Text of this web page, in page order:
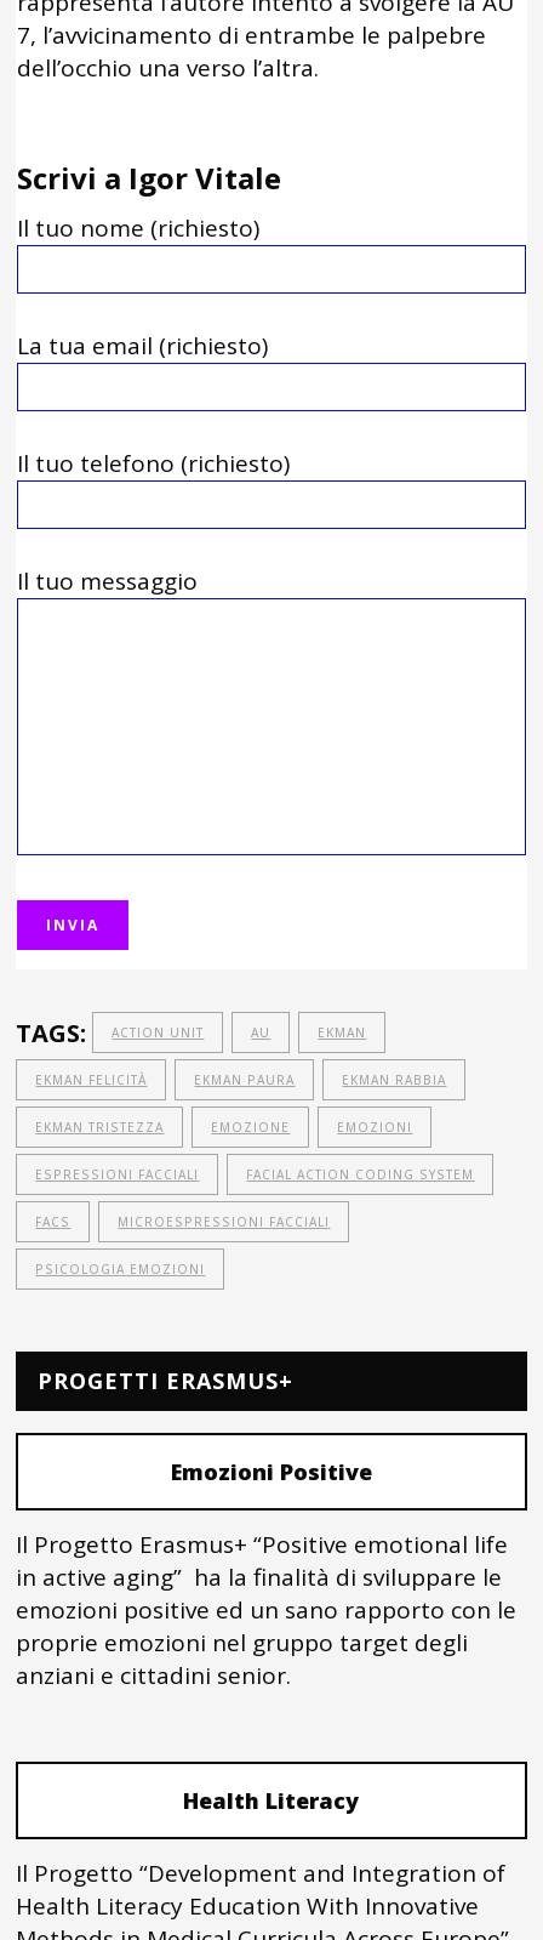
7, l’avvicinamento di entrambe le palpebre
dell’occhio una verso l’altra.
Scrivi a Igor Vitale
Il tuo nome (richiesto)
La tua email (richiesto)
Il tuo telefono (richiesto)
Il tuo messaggio
TAGS: ACTION UNIT AU EKMAN
EKMAN FELICITÀ EKMAN PAURA EKMAN RABBIA
EKMAN TRISTEZZA EMOZIONE EMOZIONI
ESPRESSIONI FACCIALI FACIAL ACTION CODING SYSTEM
FACS MICROESPRESSIONI FACCIALI
PSICOLOGIA EMOZIONI
PROGETTI ERASMUS+
Emozioni Positive
Il Progetto Erasmus+ “Positive emotional life
in active aging” ha la finalità di sviluppare le
emozioni positive ed un sano rapporto con le
proprie emozioni nel gruppo target degli
anziani e cittadini senior.
Health Literacy
Il Progetto “Development and Integration of
Health Literacy Education With Innovative